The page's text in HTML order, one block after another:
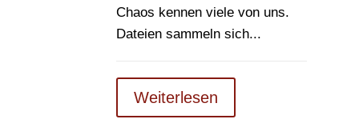
Chaos kennen viele von uns.
Dateien sammeln sich...
Weiterlesen